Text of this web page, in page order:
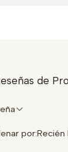
de
por:Recién